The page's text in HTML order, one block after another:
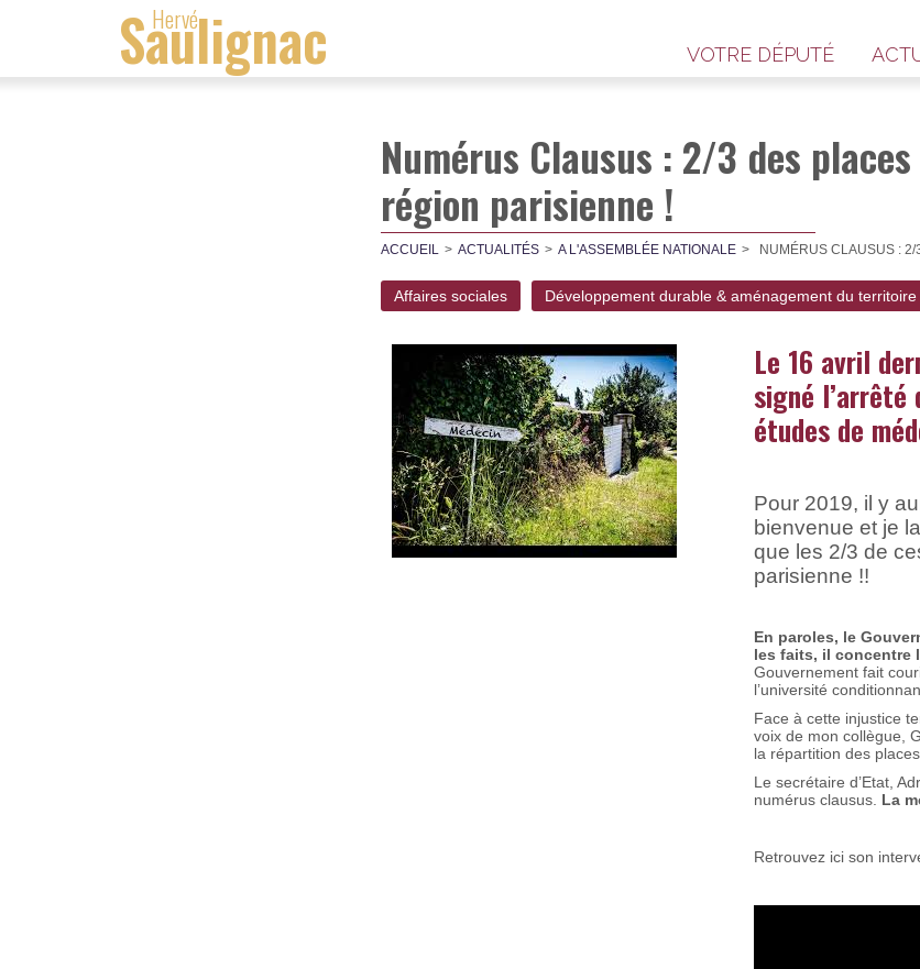
Hervé
Saulignac VOTRE DÉPUTÉ
Numérus Clausus : 2/3 des
région parisienne !
ACCUEIL ACTUALITÉS A L'ASSEMBLÉE NATIONALE NUMÉRUS CLAUSUS :
Affaires sociales Développement durable & aménagement du territoire
Le 16 avril
signé l’arrêté
études de
Pour 2019, il y
bienvenue et je
que les 2/3 de
parisienne !!
En paroles, le
les faits, il concentre
Gouvernement fait
l’université
Face à cette injustice
voix de mon collègue,
la répartition des
Le secrétaire d’Etat,
numérus clausus. La
Retrouvez ici son